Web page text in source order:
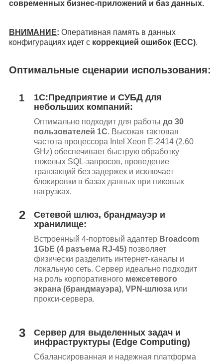
современных бизнес-приложений и баз данных.
ВНИМАНИЕ: Оперативная память в данных
конфигурациях идет с коррекцией ошибок (ECC).
Оптимальные сценарии использования:
1
1С:Предприятие и СУБД для
небольших компаний:
Оптимально подходит для работы до 30
пользователей 1С. Высокая тактовая
частота процессора Intel Xeon E-2414 (2.60
GHz) обеспечивает быструю обработку
тяжелых SQL-запросов, проведение
транзакций без задержек и исключает
блокировки в базах данных при пиковых
нагрузках.
2
Сетевой шлюз, брандмауэр и
хранилище:
Встроенный 4-портовый адаптер Broadcom
1GbE (4 разъема RJ-45) позволяет
физически разделить интернет-каналы и
локальную сеть. Сервер идеально подходит
на роль корпоративного межсетевого
экрана (брандмауэра), VPN-шлюза или
прокси-сервера.
3
Сервер для выделенных задач и
инфраструктуры (Edge Computing)
Сбалансированная и надежная платформа